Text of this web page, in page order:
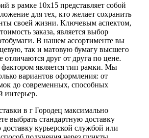
в рамке 10х15 представляет собой
для тех, кто желает сохранить
своей жизни. Ключевым аспектом,
заказа, является выбор
В нашем ассортименте вы
так и матовую бумагу высшего
отличаются друг от друга по цене.
является тип рамки. Мы
вариантов оформления: от
до современных, способных
интерьер.
в г Городец максимально
выбрать стандартную доставку
курьерской службой или